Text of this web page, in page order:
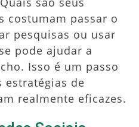
costumam passar o
pesquisas ou usar
pode ajudar a
Isso é um passo
estratégias de
realmente eficazes.